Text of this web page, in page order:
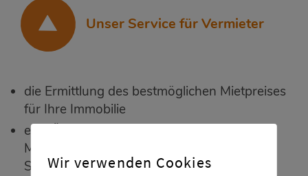
Unser Service für Vermieter
die Ermittlung des bestmöglichen Mietpreises
für Ihre Immobilie
eine Überprüfung der Bonität der
Mietinteressenten, über Gehaltsnachweis,
Selbstauskunft und Schufa
Wir verwenden Cookies